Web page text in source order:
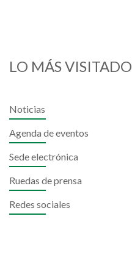
LO MÁS VISITADO
Noticias
Agenda de eventos
Sede electrónica
Ruedas de prensa
Redes sociales